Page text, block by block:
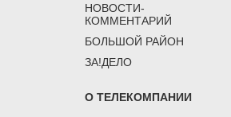
НОВОСТИ-
КОММЕНТАРИЙ
БОЛЬШОЙ РАЙОН
ЗА!ДЕЛО
О ТЕЛЕКОМПАНИИ